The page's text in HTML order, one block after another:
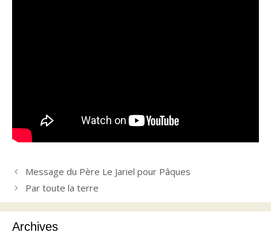
Message du Père Le Jariel pour Pâques
Par toute la terre
Archives